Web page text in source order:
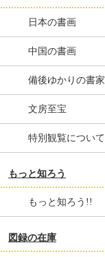
日本の書画
中国の書画
備後ゆかりの書家
文房至宝
特別観覧について
もっと知ろう
もっと知ろう!!
図録の在庫